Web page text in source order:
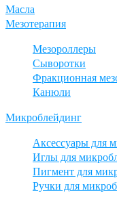
Масла
Мезотерапия
Мезороллеры
Сыворотки
Фракционная
Канюли
Микроблейдинг
Аксессуары для
Иглы для
Пигмент для
Ручки для